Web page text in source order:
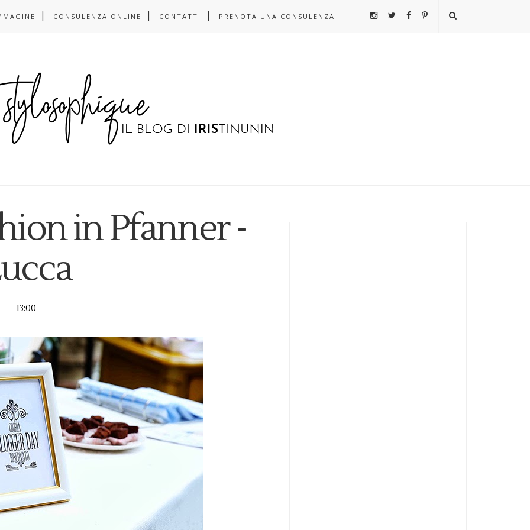
CONSULENZA ONLINE CONTATTI PRENOTA UNA CONSULENZA
in Pfanner -
13:00